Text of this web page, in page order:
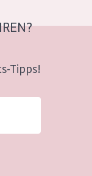
Tipps!